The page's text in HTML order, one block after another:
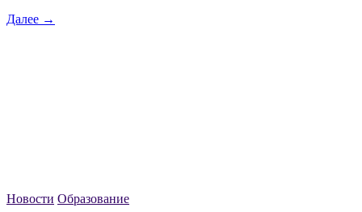
Далее →
Новости Образование